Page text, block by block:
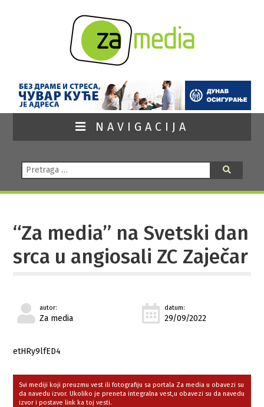
NAVIGACIJA
Pretraga:
“Za media” na Svetski dan
srca u angiosali ZC Zaječar
autor:
Za media
datum:
29/09/2022
etHRy9lfED4
Svi mediji koji preuzmu vest ili fotografiju sa portala Za media u obavezi su
da navedu izvor. Ukoliko je preneta integralna vest,u obavezi su da navedu
izvor i postave link ka toj vesti.